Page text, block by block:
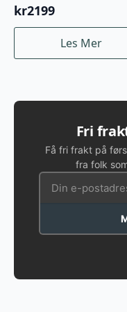
kr2199
Les Mer
Fri
Få fri frakt på
fra folk